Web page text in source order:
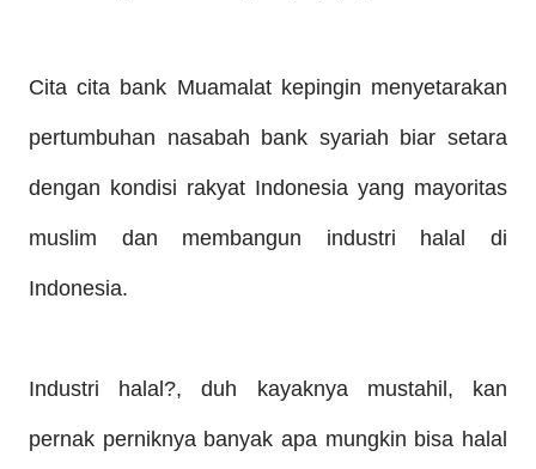
Cita cita bank Muamalat kepingin menyetarakan
pertumbuhan nasabah bank syariah biar setara
dengan kondisi rakyat Indonesia yang mayoritas
muslim dan membangun industri halal di
Indonesia.
Industri halal?, duh kayaknya mustahil, kan
pernak perniknya banyak apa mungkin bisa halal